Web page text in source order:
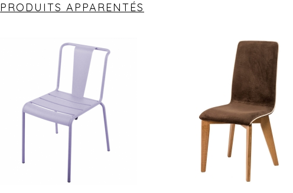
Soyez le premier à rédiger votre avis!
PRODUITS APPARENTÉS